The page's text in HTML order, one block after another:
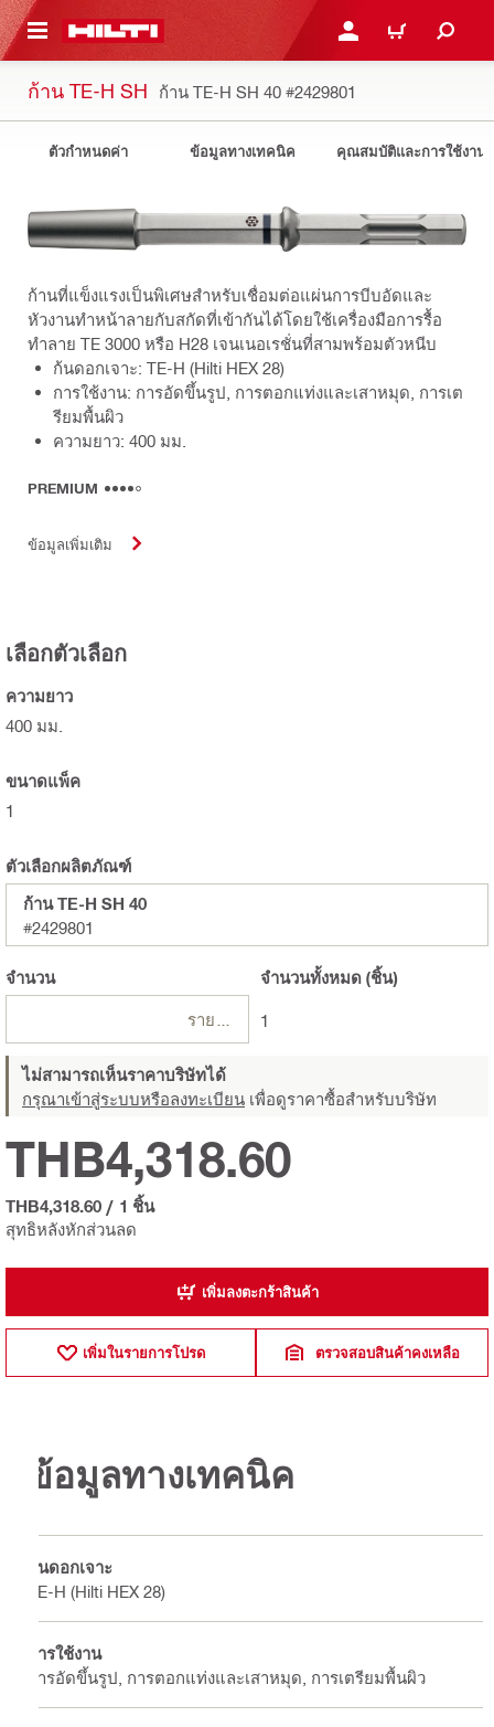
CONTENT เข้าสู่ระบบหรือลงทะเบียนเ
ตะกร้าสินค้า
ก้าน TE-H SH ก้าน TE-H SH 40 #2429801
ตัวกำหนดค่า ข้อมูลทางเทคนิค คุณสมบัติและการใช้งาน
ก้านที่แข็งแรงเป็นพิเศษสำหรับเชื่อมต่อแผ่นการบีบอัดและ
หัวงานทำหน้าลายกับสกัดที่เข้ากันได้โดยใช้เครื่องมือการรื้อ
ทำลาย TE 3000 หรือ H28 เจนเนอเรชั่นที่สามพร้อมตัวหนีบ
ก้นดอกเจาะ: TE-H (Hilti HEX 28)
การใช้งาน: การอัดขึ้นรูป, การตอกแท่งและเสาหมุด, การเต
รียมพื้นผิว
ความยาว: 400 มม.
PREMIUM
ข้อมูลเพิ่มเติม
เลือกตัวเลือก
ความยาว
400 มม.
ขนาดแพ็ค
1
ตัวเลือกผลิตภัณฑ์
ก้าน TE-H SH 40
#2429801
จำนวน จำนวนทั้งหมด (ชิ้น)
1
ไม่สามารถเห็นราคาบริษัทได้
กรุณาเข้าสู่ระบบหรือลงทะเบียน เพื่อดูราคาซื้อสำหรับบริษัท
สุทธิหลังหักส่วนลด
THB4,318.60
THB4,318.60 / 1 ชิ้น
เพิ่มลงตะกร้าสินค้า
เพิ่มในรายการโปรด ตรวจสอบสินค้าคงเหลือ
ข้อมูลทางเทคนิค
ก้นดอกเจาะ
TE-H (Hilti HEX 28)
การใช้งาน
การอัดขึ้นรูป, การตอกแท่งและเสาหมุด, การเตรียมพื้นผิว